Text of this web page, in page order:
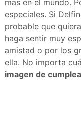
especiales. Si
probable que
haga sentir muy
amistad o por los
ella. No importa
imagen de